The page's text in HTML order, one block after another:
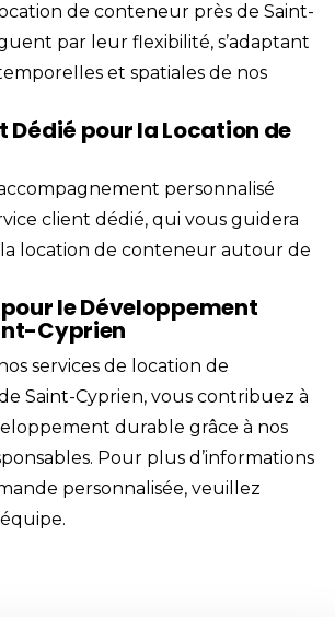
de conteneur près de Saint-
par leur flexibilité, s’adaptant
et spatiales de nos
Dédié pour la Location de
personnalisé
client dédié, qui vous guidera
location de conteneur autour de
le Développement
Cyprien
services de location de
Saint-Cyprien, vous contribuez à
durable grâce à nos
Pour plus d’informations
personnalisée, veuillez